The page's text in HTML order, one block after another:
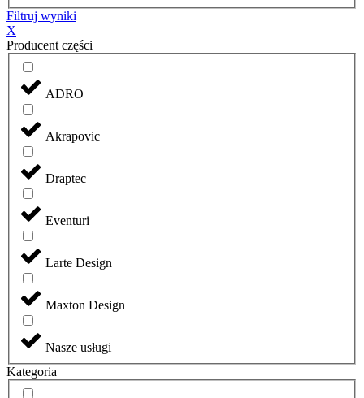
Filtruj wyniki
X
Producent części
ADRO
Akrapovic
Draptec
Eventuri
Larte Design
Maxton Design
Nasze usługi
Kategoria